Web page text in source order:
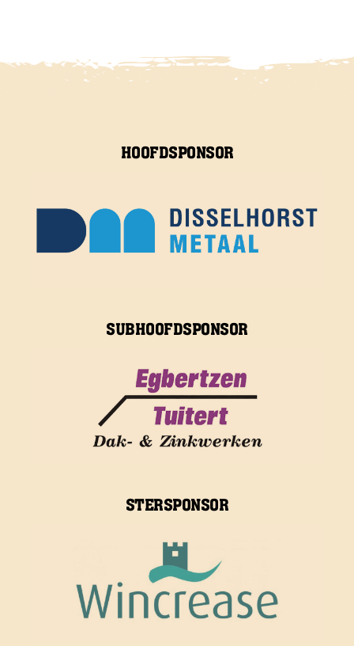
HOOFDSPONSOR
SUBHOOFDSPONSOR
STERSPONSOR